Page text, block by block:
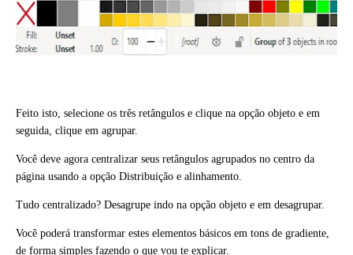
Feito isto, selecione os três retângulos e clique na opção objeto e em
seguida, clique em agrupar.
Você deve agora centralizar seus retângulos agrupados no centro da
página usando a opção Distribuição e alinhamento.
Tudo centralizado? Desagrupe indo na opção objeto e em desagrupar.
Você poderá transformar estes elementos básicos em tons de gradiente,
de forma simples fazendo o que vou te explicar.